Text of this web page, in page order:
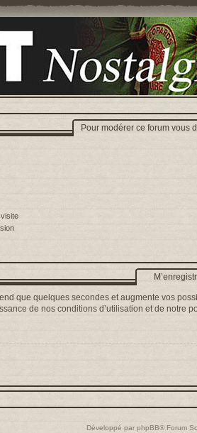
Pour modérer ce forum vous
que quelques secondes et augmente vos
de nos conditions d’utilisation et de notre
Développé par phpBB® Forum